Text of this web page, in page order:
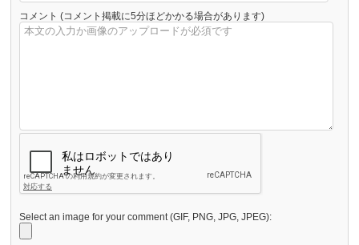
コメント (コメント掲載に5分ほどかかる場合があります)
Select an image for your comment (GIF, PNG, JPG, JPEG):